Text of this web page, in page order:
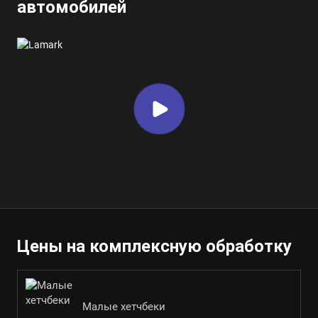
автомобилей
Цены на комплексную обработку
Малые хетчбеки